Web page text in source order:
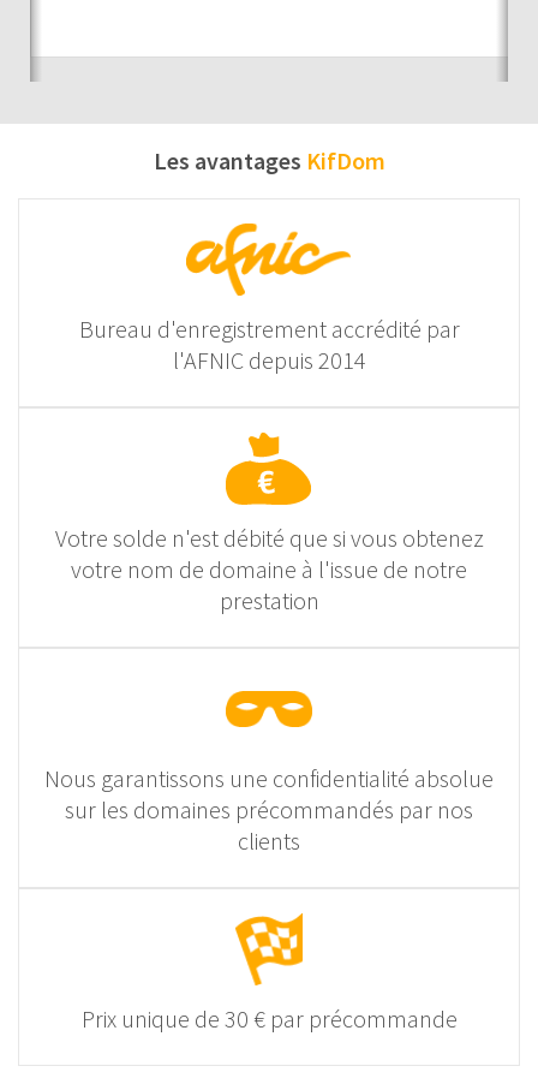
Les avantages KifDom
Bureau d'enregistrement accrédité par
l'AFNIC depuis 2014
Votre solde n'est débité que si vous obtenez
votre nom de domaine à l'issue de notre
prestation
Nous garantissons une confidentialité absolue
sur les domaines précommandés par nos
clients
Prix unique de 30 € par précommande